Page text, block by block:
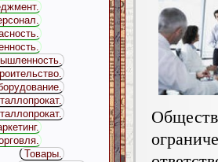
Товары.